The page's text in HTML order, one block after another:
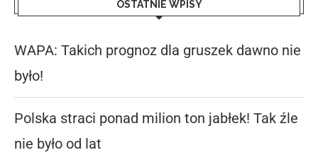
OSTATNIE WPISY
WAPA: Takich prognoz dla gruszek dawno nie
było!
Polska straci ponad milion ton jabłek! Tak źle
nie było od lat